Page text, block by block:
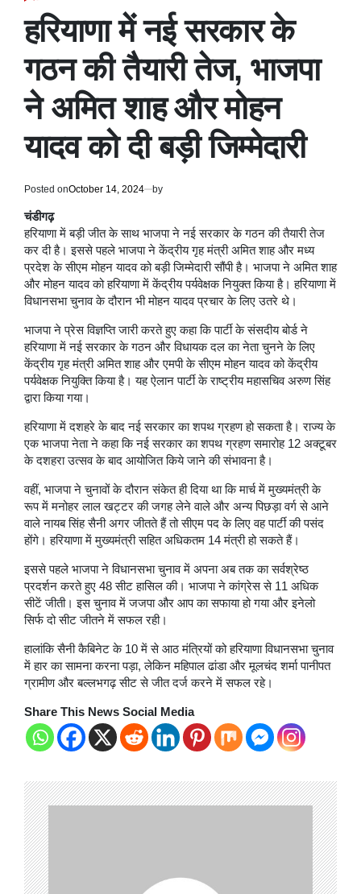
हरियाणा में नई सरकार के
गठन की तैयारी तेज, भाजपा
ने अमित शाह और मोहन
यादव को दी बड़ी जिम्मेदारी
Posted onOctober 14, 2024 by
चंडीगढ़
हरियाणा में बड़ी जीत के साथ भाजपा ने नई सरकार के गठन की तैयारी तेज
कर दी है। इससे पहले भाजपा ने केंद्रीय गृह मंत्री अमित शाह और मध्य
प्रदेश के सीएम मोहन यादव को बड़ी जिम्मेदारी सौंपी है। भाजपा ने अमित शाह
और मोहन यादव को हरियाणा में केंद्रीय पर्यवेक्षक नियुक्त किया है। हरियाणा में
विधानसभा चुनाव के दौरान भी मोहन यादव प्रचार के लिए उतरे थे।
भाजपा ने प्रेस विज्ञप्ति जारी करते हुए कहा कि पार्टी के संसदीय बोर्ड ने
हरियाणा में नई सरकार के गठन और विधायक दल का नेता चुनने के लिए
केंद्रीय गृह मंत्री अमित शाह और एमपी के सीएम मोहन यादव को केंद्रीय
पर्यवेक्षक नियुक्ति किया है। यह ऐलान पार्टी के राष्ट्रीय महासचिव अरुण सिंह
द्वारा किया गया।
हरियाणा में दशहरे के बाद नई सरकार का शपथ ग्रहण हो सकता है। राज्य के
एक भाजपा नेता ने कहा कि नई सरकार का शपथ ग्रहण समारोह 12 अक्टूबर
के दशहरा उत्सव के बाद आयोजित किये जाने की संभावना है।
वहीं, भाजपा ने चुनावों के दौरान संकेत ही दिया था कि मार्च में मुख्यमंत्री के
रूप में मनोहर लाल खट्टर की जगह लेने वाले और अन्य पिछड़ा वर्ग से आने
वाले नायब सिंह सैनी अगर जीतते हैं तो सीएम पद के लिए वह पार्टी की पसंद
होंगे। हरियाणा में मुख्यमंत्री सहित अधिकतम 14 मंत्री हो सकते हैं।
इससे पहले भाजपा ने विधानसभा चुनाव में अपना अब तक का सर्वश्रेष्ठ
प्रदर्शन करते हुए 48 सीट हासिल की। भाजपा ने कांग्रेस से 11 अधिक
सीटें जीती। इस चुनाव में जजपा और आप का सफाया हो गया और इनेलो
सिर्फ दो सीट जीतने में सफल रही।
हालांकि सैनी कैबिनेट के 10 में से आठ मंत्रियों को हरियाणा विधानसभा चुनाव
में हार का सामना करना पड़ा, लेकिन महिपाल ढांडा और मूलचंद शर्मा पानीपत
ग्रामीण और बल्लभगढ़ सीट से जीत दर्ज करने में सफल रहे।
Share This News Social Media